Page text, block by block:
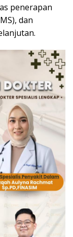
penerapan
dan